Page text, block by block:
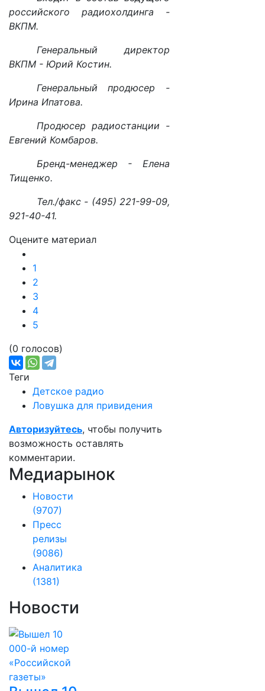
российского радиохолдинга -
ВКПМ.
Генеральный директор
ВКПМ - Юрий Костин.
Генеральный продюсер -
Ирина Ипатова.
Продюсер радиостанции -
Евгений Комбаров.
Бренд-менеджер - Елена
Тищенко.
Тел./факс - (495) 221-99-09,
921-40-41.
Оцените материал
1
2
3
4
5
(0 голосов)
Теги
Детское радио
Ловушка для привидения
Авторизуйтесь, чтобы получить
возможность оставлять
комментарии.
Медиарынок
Новости
(9707)
Пресс
релизы
(9086)
Аналитика
(1381)
Новости